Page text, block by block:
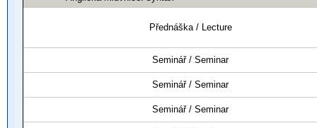
Přednáška / Lecture
Seminář / Seminar
Seminář / Seminar
Seminář / Seminar